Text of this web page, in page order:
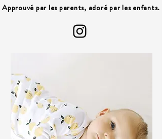
Approuvé par les parents, adoré par les enfants.